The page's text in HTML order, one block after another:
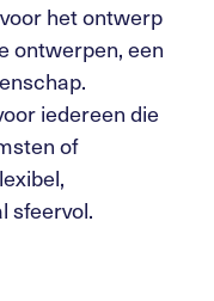
het ontwerp
ontwerpen, een
iedereen die
of
sfeervol.